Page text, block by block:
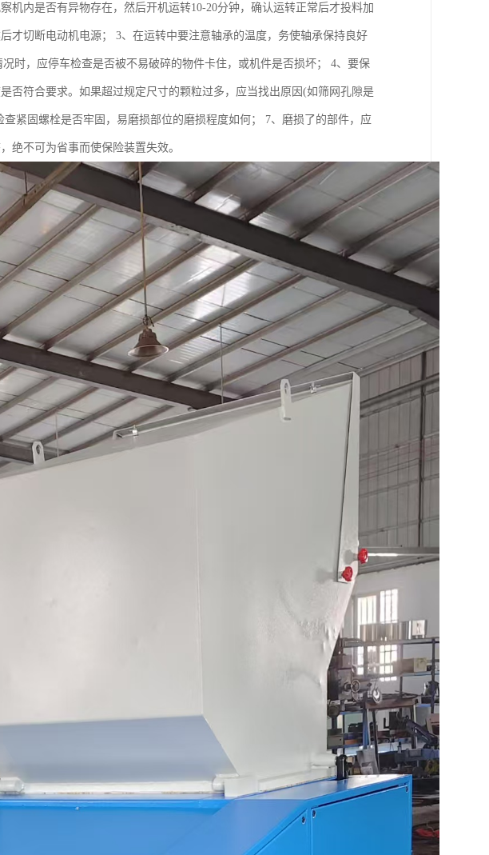
机内是否有异物存在，然后开机运转10-20分钟，确认运转正常后才投料加
才切断电动机电源； 3、在运转中要注意轴承的温度，务使轴承保持良好
时，应停车检查是否被不易破碎的物件卡住，或机件是否损坏； 4、要保
否符合要求。如果超过规定尺寸的颗粒过多，应当找出原因(如筛网孔隙是
紧固螺栓是否牢固，易磨损部位的磨损程度如何； 7、磨损了的部件，应
绝不可为省事而使保险装置失效。